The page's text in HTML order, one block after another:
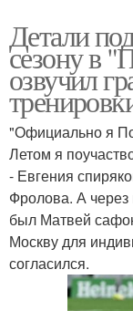
Детали
сезону в
озвучил
"Официально я
Летом я
- Евгения
Фролова. А через
был Матвей
Москву для
согласился.